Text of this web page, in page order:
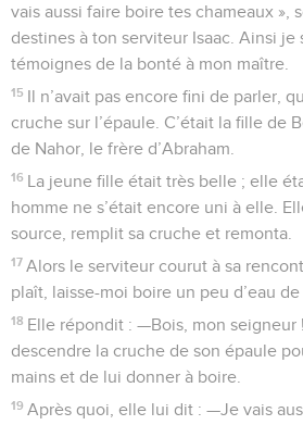
vais aussi faire boire tes chameaux »,
destines à ton serviteur Isaac. Ainsi je
témoignes de la bonté à mon maître.
15 Il n’avait pas encore fini de parler,
cruche sur l’épaule. C’était la fille de
de Nahor, le frère d’Abraham.
16 La jeune fille était très belle ; elle
homme ne s’était encore uni à elle.
source, remplit sa cruche et remonta.
17 Alors le serviteur courut à sa
plaît, laisse-moi boire un peu d’eau de
18 Elle répondit : —Bois, mon seigneur
descendre la cruche de son épaule
mains et de lui donner à boire.
19 Après quoi, elle lui dit : —Je vais